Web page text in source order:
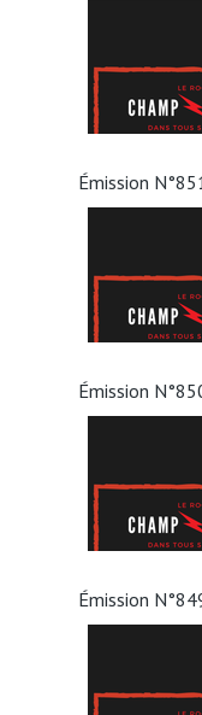
Émission
Émission
Émission